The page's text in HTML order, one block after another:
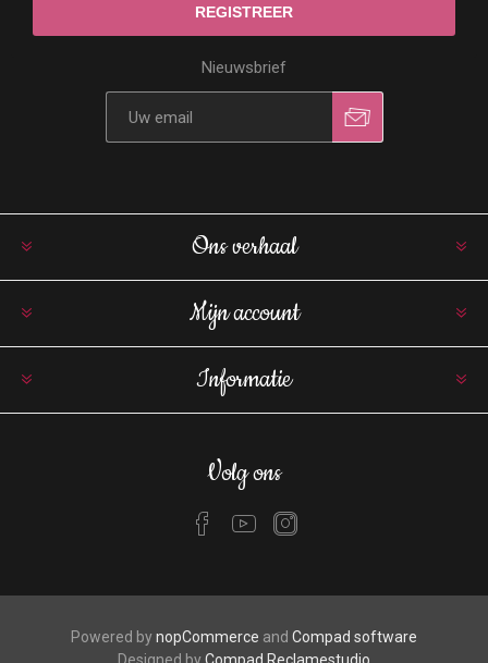
Nieuwsbrief
Ons verhaal
Mijn account
Informatie
Volg ons
Powered bynopCommerce and Compad software